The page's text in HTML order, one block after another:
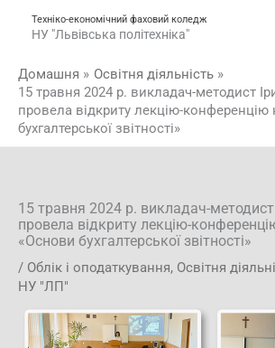
Техніко-економічний фаховий коледж
НУ "Львівська політехніка"
Домашня
Освітня діяльність
15 травня 2024 р. викладач-методист
провела відкриту лекцію-конференцію
бухгалтерської звітності»
15 травня 2024 р. викладач-
провела відкриту лекцію-
«Основи бухгалтерської звітності»
/ Облік і оподаткування, Освітня
НУ "ЛП"